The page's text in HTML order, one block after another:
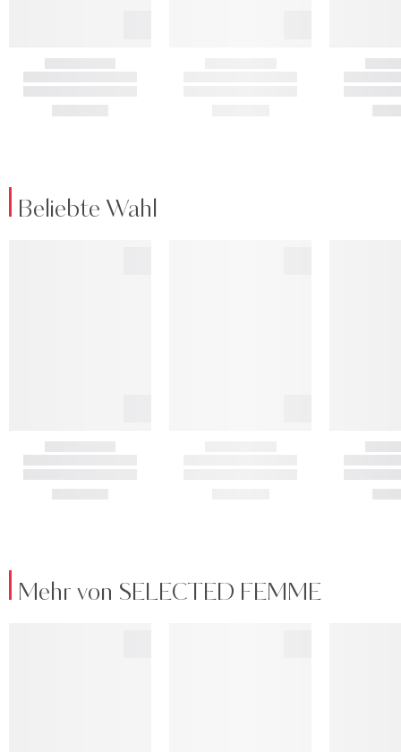
Beliebte Wahl
Mehr von SELECTED FEMME